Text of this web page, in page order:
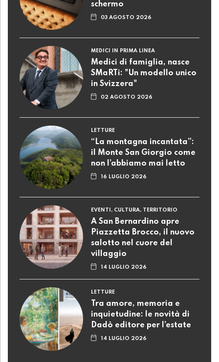
schermo
03 AGOSTO 2026
MEDICI IN PRIMA LINEA
Medici di famiglia, nasce
SMaRTi: "Un modello unico
in Svizzera"
02 AGOSTO 2026
LETTURE
“La montagna incantata”:
il Monte San Giorgio come
non l’abbiamo mai letto
16 LUGLIO 2026
EVENTI, CULTURA, TERRITORIO
A San Bernardino apre
Piazzetta Brocco, il nuovo
salotto nel cuore del
villaggio
14 LUGLIO 2026
LETTURE
Tra amore, memoria e
inquietudine: le novità di
Dadò editore per l’estate
14 LUGLIO 2026